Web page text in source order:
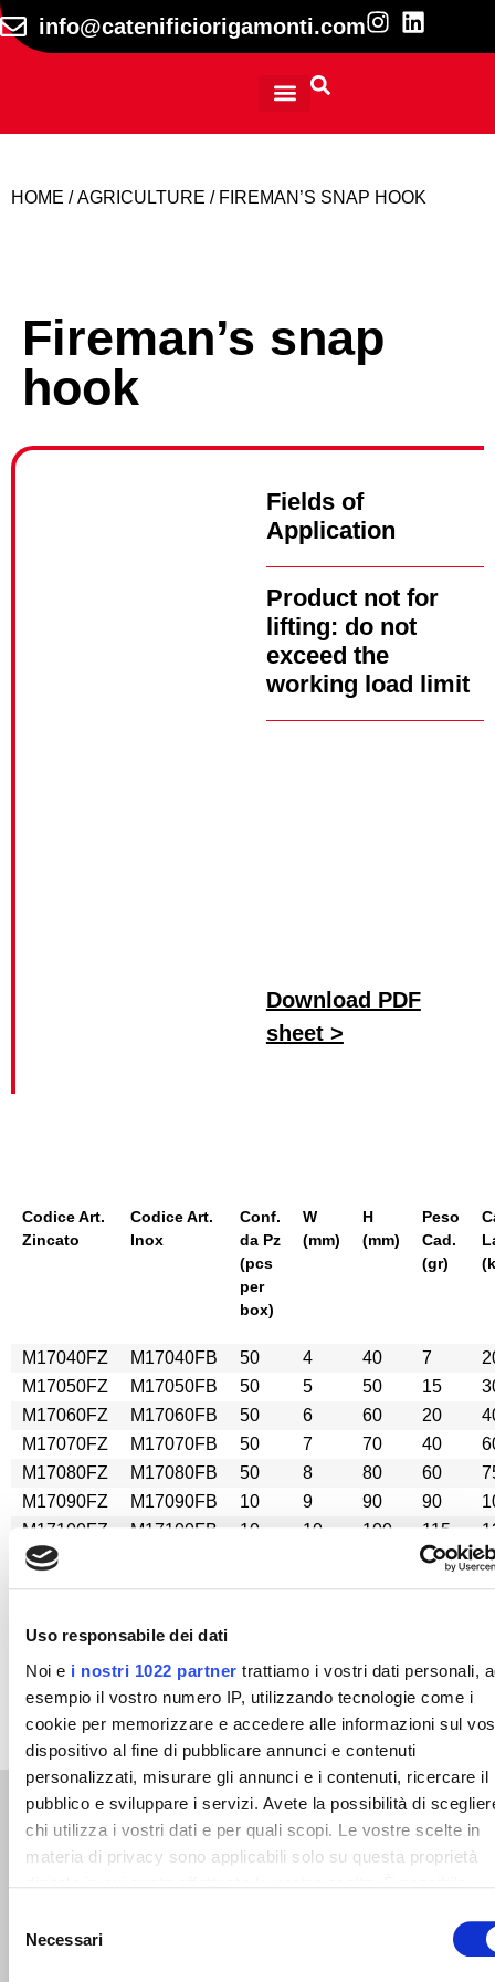
Uso responsabile dei dati
Noi e i nostri 1022 partner trattiamo i vostri dati personali,
esempio il vostro numero IP, utilizzando tecnologie come i
cookie per memorizzare e accedere alle informazioni sul
dispositivo al fine di pubblicare annunci e contenuti
personalizzati, misurare gli annunci e i contenuti, ricercare il
pubblico e sviluppare i servizi. Avete la possibilità di
chi utilizza i vostri dati e per quali scopi. Le vostre scelte in
materia di privacy sono applicabili solo su questa proprietà
dalla Dichiarazione sui cookie o facendo clic sull'icona di
delNecessari
info@catenificiorigamonti.com
HOME /AGRICULTURE / FIREMAN’S SNAP HOOK
Fireman’s snap
hook
Fields of
Application
Product not for
lifting: do not
exceed the
working load limit
Download PDF
sheet >
Codice Art.
Zincato
Codice Art.
Inox
Conf.
da Pz
(pcs
per
box)
W
(mm)
H
(mm)
Peso
Cad.
(gr)
M17040FZ M17040FB 50 4 40 7
M17050FZ
M17050FB 50 5 50 15
M17060FZ
M17060FB 50 6 60 20
M17070FZ
M17070FB 50 7 70 40
M17080FZ
M17080FB 50 8 80 60
M17090FZ
M17090FB 10 9 90 90
M17100FZ
M17100FB 10 10 100 115
M17120FZ
190
M17140FZ
M17140FB 10 12 140 200
Related products